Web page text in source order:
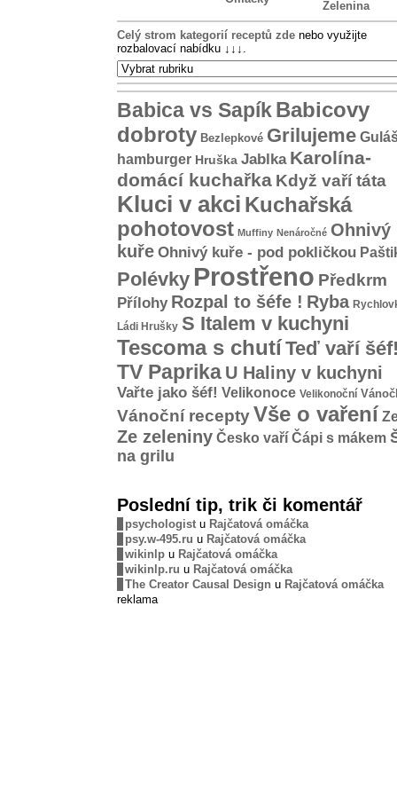
Zelenina
Celý strom kategorií receptů zde nebo využijte
rozbalovací nabídku ↓↓↓
Babica vs Sapík Babicovy
dobroty Bezlepkové Grilujeme
hamburger Hruška Jablka Karolína-
domácí kuchařka Když vaří táta
Kluci v akci Kuchařská
pohotovost Muffiny Nenáročné Ohnivý
kuře Ohnivý kuře - pod pokličkou
Polévky Prostřeno Předkrm
Přílohy Rozpal to šéfe ! Ryba
Ládi Hrušky S Italem v kuchyni
Tescoma s chutíTeď vaří šéf!
TV Paprika U Haliny v kuchyni
Vařte jako šéf! Velikonoce Velikonoční
Vánoční receptyVše o vaření
Ze zeleniny Česko vaří Čápi s mákem
na grilu
Poslední tip, trik či komentář
psychologist u Rajčatová omáčka
psy.w-495.ru u Rajčatová omáčka
wikinlp u Rajčatová omáčka
wikinlp.ru u Rajčatová omáčka
The Creator Causal Design u Rajčatová omáčka
reklama